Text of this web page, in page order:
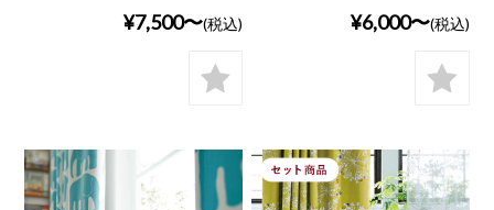
¥7,500 (税込) ¥6,000 (税込)